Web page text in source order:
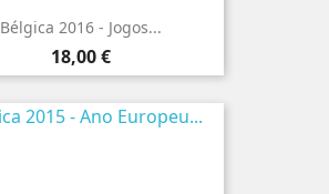
Bélgica 2016 - Jogos...
Preço
18,00 €